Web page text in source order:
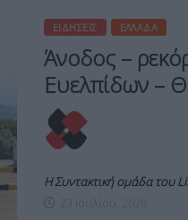
ΕΙΔΉΣΕΙΣ ΕΛΛΆΔΑ
Άνοδος –
Ευελπίδων –
Η Συντακτική ομάδα του